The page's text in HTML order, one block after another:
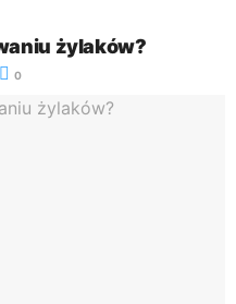
żylaków?
0